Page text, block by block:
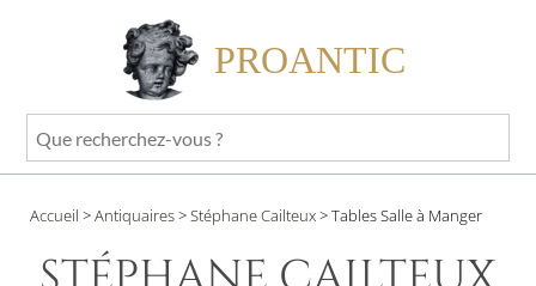
PROANTIC
Que
recherchez-
?
Accueil >Antiquaires>Stéphane Cailteux>Tables Salle à Manger